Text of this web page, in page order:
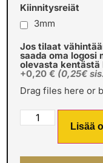
Kiinnitysreiät
3mm
Jos tilaat
saada oma logosi
olevasta kentästä
+0,20 € (0,25€
Drag files here or
Lisää